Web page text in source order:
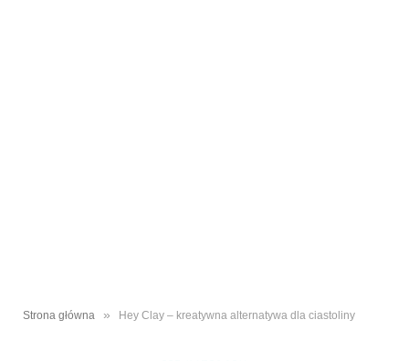
Strona główna » Hey Clay – kreatywna alternatywa dla ciastoliny